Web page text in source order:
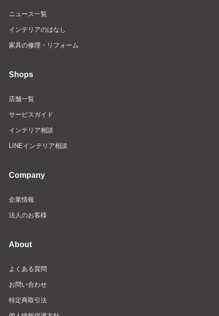
ニュース一覧
インテリアのはなし
家具の修理・リフォーム
Shops
店舗一覧
サービスガイド
インテリア相談
LINEインテリア相談
Company
企業情報
法人のお客様
About
よくある質問
お問い合わせ
特定商取引法